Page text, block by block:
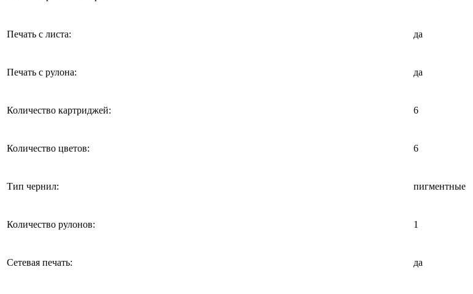
Печать с листа: да
Печать с рулона: да
Количество картриджей: 6
Количество цветов: 6
Тип чернил: пигментные
Количество рулонов: 1
Сетевая печать: да